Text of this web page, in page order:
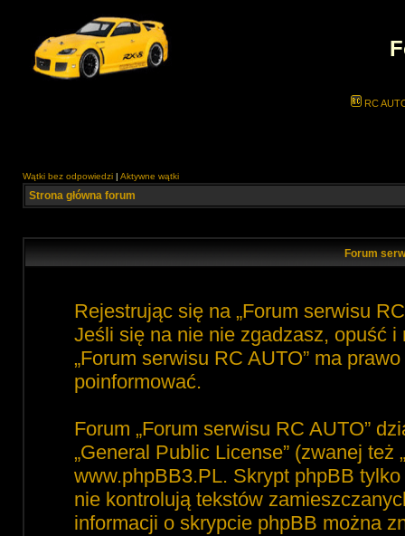
RC
Wątki bez odpowiedzi | Aktywne wątki
Strona główna forum
Forum
Rejestrując się na „Forum serwisu
Jeśli się na nie nie zgadzasz, opuść i
„Forum serwisu RC AUTO” ma
poinformować.
Forum „Forum serwisu RC AUTO”
„General Public License” (zwanej też
www.phpBB3.PL. Skrypt phpBB
nie kontrolują tekstów
informacji o skrypcie phpBB można